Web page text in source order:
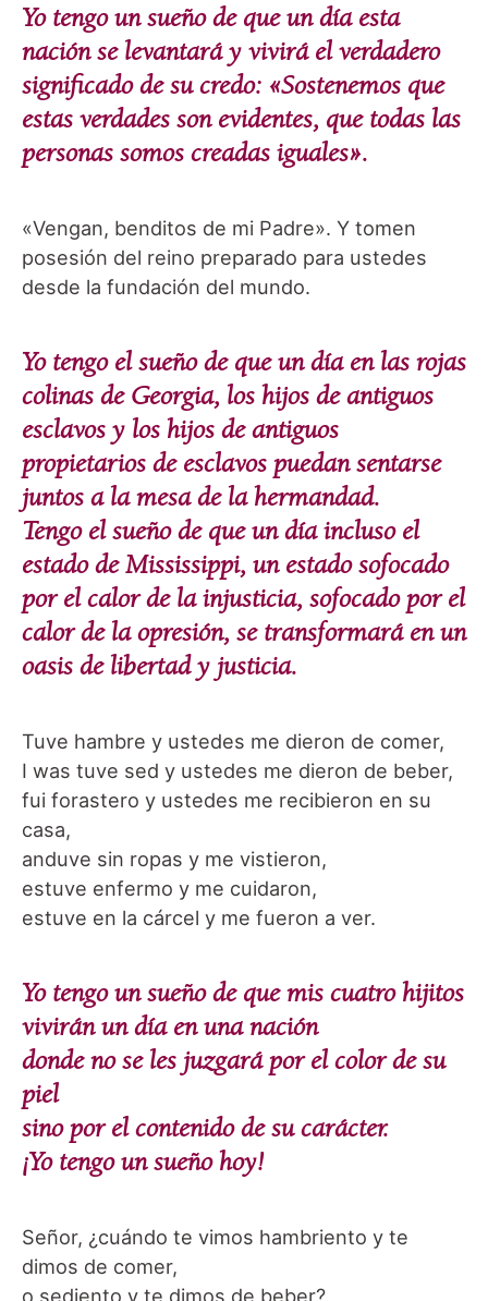
Yo tengo un sueño de que un día esta
nación se levantará y vivirá el verdadero
significado de su credo: «Sostenemos que
estas verdades son evidentes, que todas las
personas somos creadas iguales».
«Vengan, benditos de mi Padre». Y tomen
posesión del reino preparado para ustedes
desde la fundación del mundo.
Yo tengo el sueño de que un día en las rojas
colinas de Georgia, los hijos de antiguos
esclavos y los hijos de antiguos
propietarios de esclavos puedan sentarse
juntos a la mesa de la hermandad.
Tengo el sueño de que un día incluso el
estado de Mississippi, un estado sofocado
por el calor de la injusticia, sofocado por el
calor de la opresión, se transformará en un
oasis de libertad y justicia.
Tuve hambre y ustedes me dieron de comer,
I was tuve sed y ustedes me dieron de beber,
fui forastero y ustedes me recibieron en su
casa,
anduve sin ropas y me vistieron,
estuve enfermo y me cuidaron,
estuve en la cárcel y me fueron a ver.
Yo tengo un sueño de que mis cuatro hijitos
vivirán un día en una nación
donde no se les juzgará por el color de su
piel
sino por el contenido de su carácter.
¡Yo tengo un sueño hoy!
Señor, ¿cuándo te vimos hambriento y te
dimos de comer,
o sediento y te dimos de beber?